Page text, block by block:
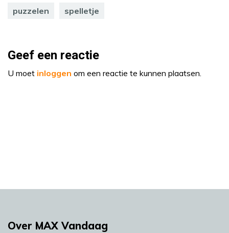
puzzelen spelletje
Geef een reactie
U moet inloggen om een reactie te kunnen plaatsen.
Over MAX Vandaag